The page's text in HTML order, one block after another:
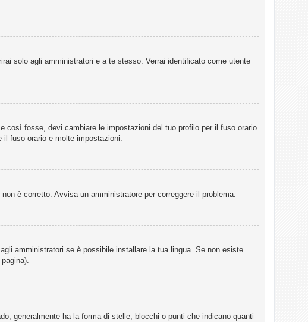
solo agli amministratori e a te stesso. Verrai identificato come utente
così fosse, devi cambiare le impostazioni del tuo profilo per il fuso orario
fuso orario e molte impostazioni.
è corretto. Avvisa un amministratore per correggere il problema.
amministratori se è possibile installare la tua lingua. Se non esiste
generalmente ha la forma di stelle, blocchi o punti che indicano quanti